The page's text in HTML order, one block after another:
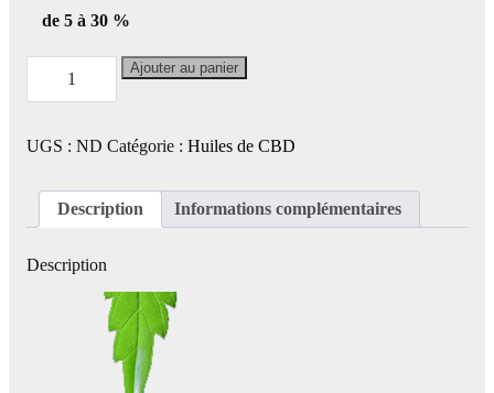
de 5 à 30 %
quantité
Huile
bio
large
spectre
concentration
5
à
Ajouter au panier
UGS : ND Catégorie : Huiles de CBD
Description Informations complémentaires
Description